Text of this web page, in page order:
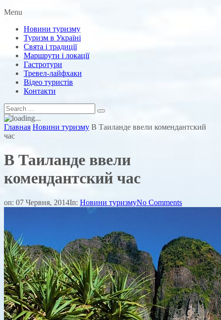
Menu
Новини туризму
Туризм в Україні
Свята і традиції
Маршрути і локації
Гастротури
Тревел-лайфхаки
Відео туристів
Контакти
Главная Новини туризму В Таиланде ввели комендантский
час
В Таиланде ввели
комендантский час
on: 07 Червня, 2014In: Новини туризмуNo Comments